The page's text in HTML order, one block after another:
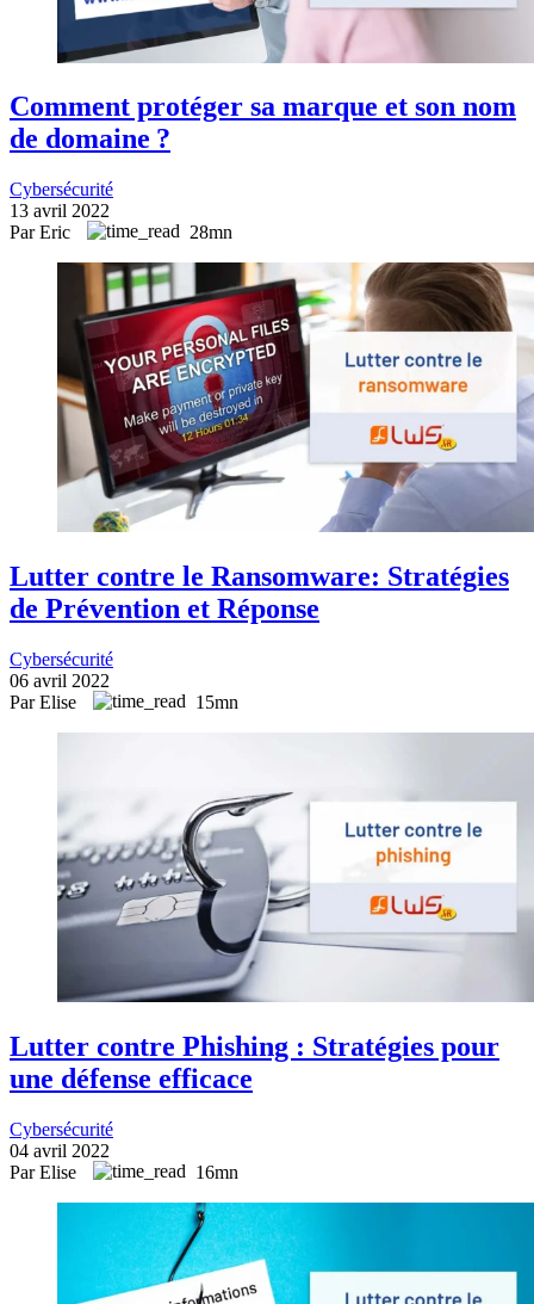
Comment protéger sa marque et son nom
de domaine ?
Cybersécurité
13 avril 2022
Par Eric
28mn
Lutter contre le Ransomware: Stratégies
de Prévention et Réponse
Cybersécurité
06 avril 2022
Par Elise
15mn
Lutter contre Phishing : Stratégies pour
une défense efficace
Cybersécurité
04 avril 2022
Par Elise
16mn